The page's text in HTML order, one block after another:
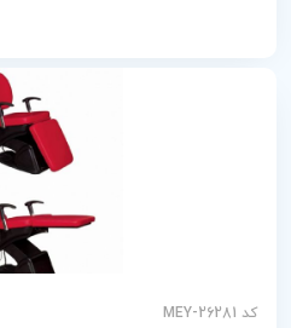
کد MEY-26281